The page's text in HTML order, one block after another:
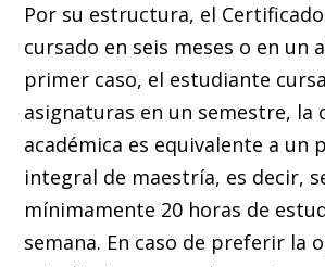
Por su estructura, el
cursado en seis meses o en un
primer caso, el estudiante
asignaturas en un semestre, la
académica es equivalente a un
integral de maestría, es decir,
mínimamente 20 horas de
semana. En caso de preferir la